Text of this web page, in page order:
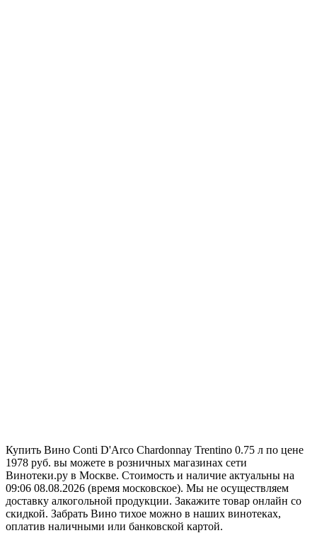
Купить Вино Conti D'Arco Chardonnay Trentino 0.75 л по цене
1978 руб. вы можете в розничных магазинах сети
Винотеки.ру в Москве. Стоимость и наличие актуальны на
09:06 08.08.2026 (время московское). Мы не осуществляем
доставку алкогольной продукции. Закажите товар онлайн со
скидкой. Забрать Вино тихое можно в наших винотеках,
оплатив наличными или банковской картой.